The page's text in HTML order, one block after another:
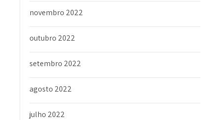
novembro 2022
outubro 2022
setembro 2022
agosto 2022
julho 2022